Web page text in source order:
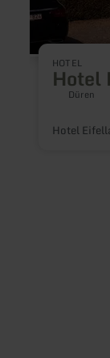
HOTEL
Hotel
Düren
Hotel